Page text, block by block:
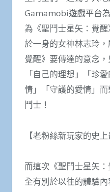
Gamamobi遊戲平台
為《聖鬥士星矢：覺
於一身的女神林志玲
覺醒》要傳達的意念
「自己的理想」「珍
情」「守護的愛情」
鬥士！
【老粉絲新玩家的史上
而這次《聖鬥士星矢
全有別於以往的體驗